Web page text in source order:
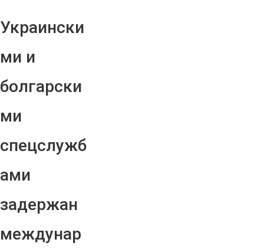
Украински
ми и
болгарски
ми
спецслужб
ами
задержан
междунар